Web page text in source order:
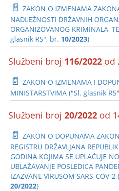
📄 ZAKON O IZMENAMA
NADLEŽNOSTI DRŽAVNIH
ORGANIZOVANOG KRIMINALA,
glasnik RS", br. 10/2023)
Službeni broj 116/2022 od
📄 ZAKON O IZMENAMA I
MINISTARSTVIMA ("Sl. glasnik
Službeni broj20/2022 od
📄 ZAKON O DOPUNAMA
REGISTRU DRŽAVLJANA
GODINA KOJIMA SE UPLAĆUJE
UBLAŽAVANJE POSLEDICA
IZAZVANE VIRUSOM SARS-COV-
20/2022)